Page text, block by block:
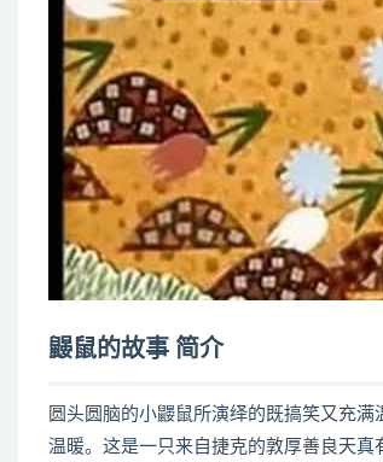
鼹鼠的故事 简介
圆头圆脑的小鼹鼠所演绎的既搞笑又充
温暖。这是一只来自捷克的敦厚善良天